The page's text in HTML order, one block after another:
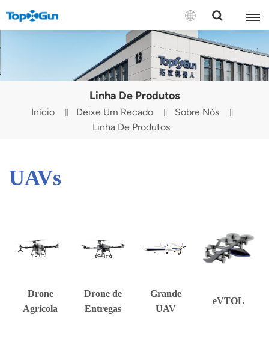
CONTATE-NOS
English
Español
Русский
Linha De Produtos
Início Deixe Um Recado
Sobre Nós
Linha De Produtos
UAVs
Drone
Agrícola
Drone de
Entregas
Grande
UAV
eVTOL